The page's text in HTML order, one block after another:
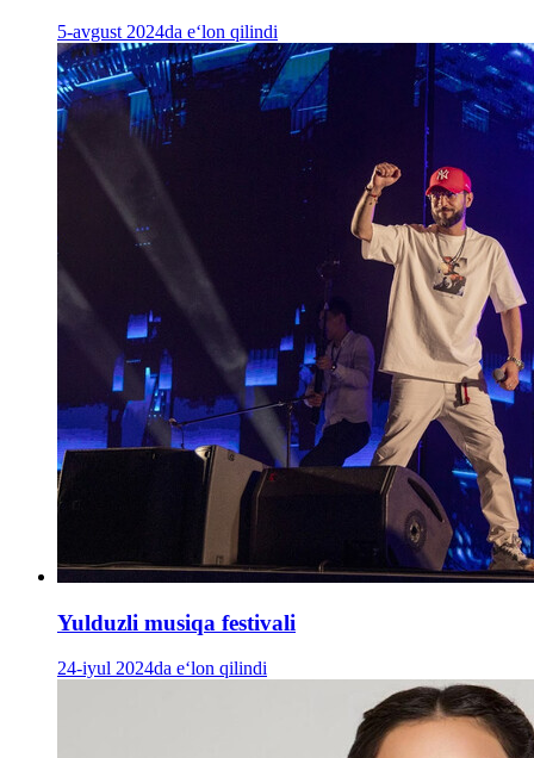
5-avgust 2024da e‘lon qilindi
Yulduzli musiqa festivali
24-iyul 2024da e‘lon qilindi